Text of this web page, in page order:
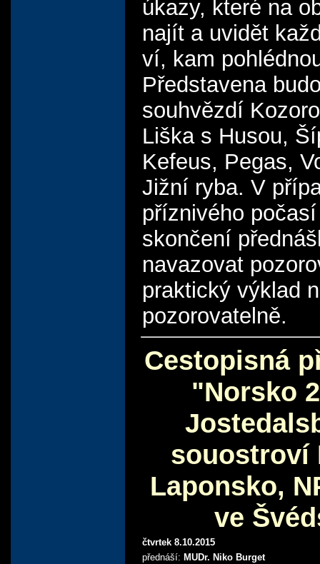
úkazy, které na
najít a uvidět
ví, kam
Představena
souhvězdí
Liška s Husou,
Kefeus, Pegas,
Jižní ryba. V
příznivého
skončení
navazovat
praktický výklad
pozorovatelně.
Cestopisná
"Norsko
souostroví
Laponsko,
ve
čtvrtek 8.10.2015
přednáší: MUDr. Niko Burget